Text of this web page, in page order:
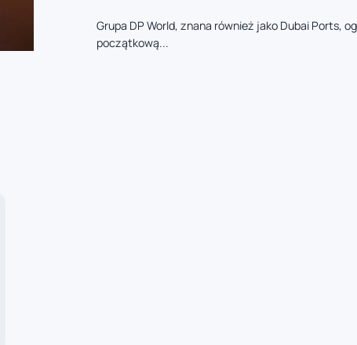
Grupa DP World, znana również jako Dubai Ports,
początkową...